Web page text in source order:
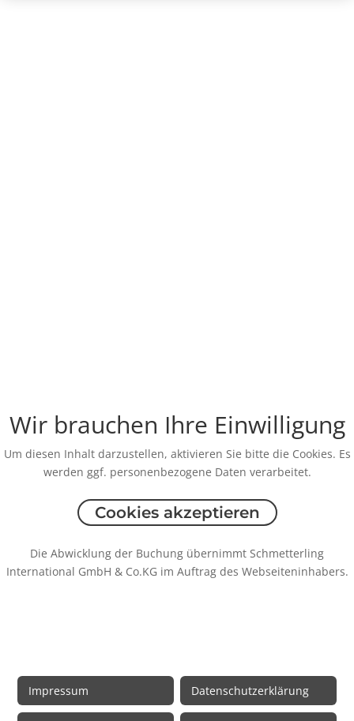
Wir brauchen Ihre Einwilligung
Um diesen Inhalt darzustellen, aktivieren Sie bitte die Cookies. Es
werden ggf. personenbezogene Daten verarbeitet.
Cookies akzeptieren
Die Abwicklung der Buchung übernimmt Schmetterling
International GmbH & Co.KG im Auftrag des Webseiteninhabers.
Impressum Datenschutzerklärung